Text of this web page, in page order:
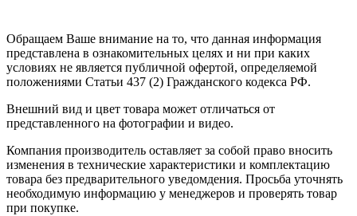
Обращаем Ваше внимание на то, что данная информация
представлена в ознакомительных целях и ни при каких
условиях не является публичной офертой, определяемой
положениями Статьи 437 (2) Гражданского кодекса РФ.
Внешний вид и цвет товара может отличаться от
представленного на фотографии и видео.
Компания производитель оставляет за собой право вносить
изменения в технические характеристики и комплектацию
товара без предварительного уведомдения. Просьба уточнять
необходимую информацию у менеджеров и проверять товар
при покупке.